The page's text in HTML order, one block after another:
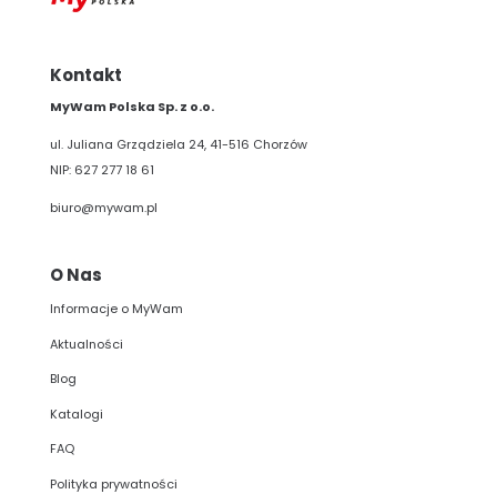
Kontakt
MyWam Polska Sp. z o.o.
ul. Juliana Grządziela 24, 41-516 Chorzów
NIP: 627 277 18 61
biuro@mywam.pl
O Nas
Informacje o MyWam
Aktualności
Blog
Katalogi
FAQ
Polityka prywatności